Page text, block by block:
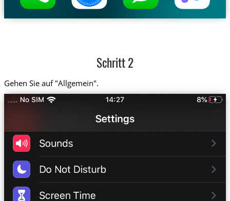
Schritt 2
Gehen Sie auf "Allgemein".